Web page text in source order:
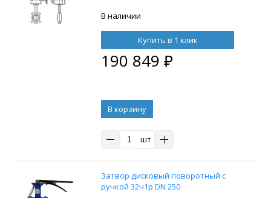
130 блоком концевых
дублером HDM-3
В наличии
Купить в 1 клик
190 849 ₽
В корзину
шт
Затвор дисковый поворотный с
ручкой 32ч1р DN 250